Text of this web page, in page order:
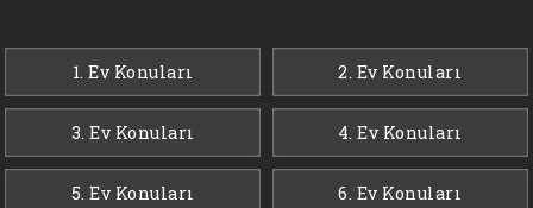
1. Ev Konuları 2. Ev Konuları
3. Ev Konuları 4. Ev Konuları
5. Ev Konuları 6. Ev Konuları